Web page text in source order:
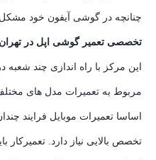
چنانچه در گوشی آیفون خود مشکل
تخصصی تعمیر گوشی اپل در تهران
این مرکز با راه اندازی چند
مربوط به تعمیرات مدل های
اساسا تعمیرات موبایل فرایند
تخصص بالایی نیاز دارد.